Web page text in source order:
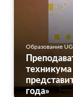
Образование
года»